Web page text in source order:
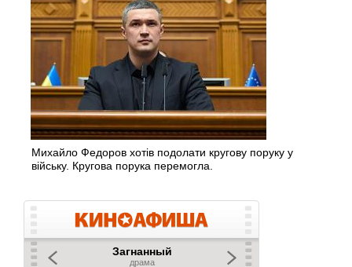
Михайло Федоров хотів подолати кругову поруку у
війську. Кругова порука перемогла.